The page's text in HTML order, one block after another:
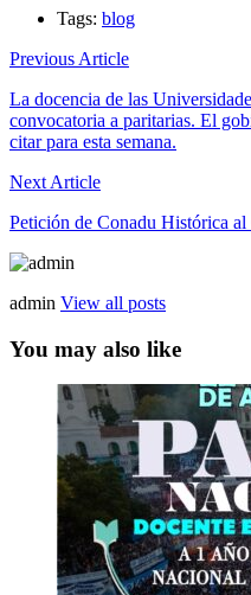
Tags: blog
Previous Article
La docencia de las
convocatoria a paritarias. El
citar para esta semana.
Next Article
Petición de Conadu Histórica
admin View all posts
You may also like